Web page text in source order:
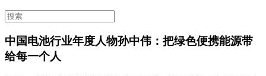
中国电池行业年度人物孙中伟：把绿色便携能源带
给每一个人